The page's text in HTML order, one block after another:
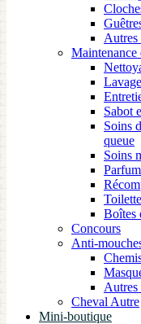
Autres
Maintenance
Sabot
Soins
queue
Soins
Boîtes
Concours
Anti-
Autres
Cheval Autre
Mini-boutique